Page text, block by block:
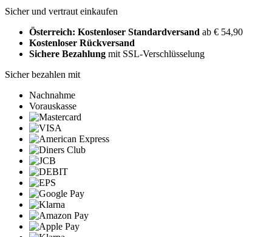
Sicher und vertraut einkaufen
Österreich: Kostenloser Standardversand ab € 54,90
Kostenloser Rückversand
Sichere Bezahlung mit SSL-Verschlüsselung
Sicher bezahlen mit
Nachnahme
Vorauskasse